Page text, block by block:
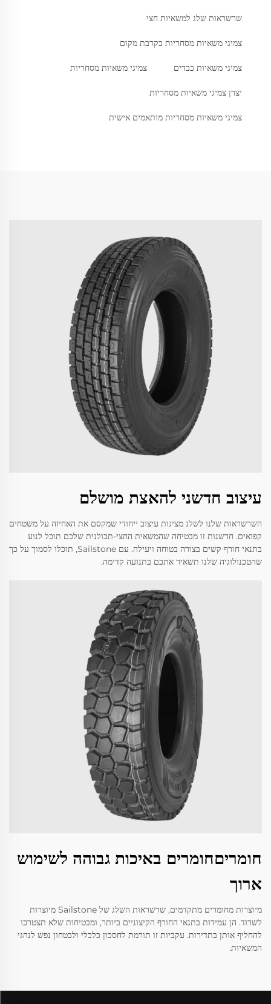
שרשראות שלג למשאיות חצי
צמיגי משאיות מסחריות בקרבת מקום
צמיגי משאיות כבדים צמיגי משאיות מסחריות
יצרן צמיגי משאיות מסחריות
צמיגי משאיות מסחריות מותאמים אישית
עיצוב חדשני להאצת מושלם
השרשראות שלנו לשלג מציגות עיצוב ייחודי שמקסם את האחיזה על משטחים
קפואים. חדשנות זו מבטיחה שהמשאית החצי-תכולנית שלכם תוכל לנוע
בתנאי חורף קשים בצורה בטוחה ויעילה. עם Sailstone, תוכלו לסמוך על כך
שהטכנולוגיה שלנו תשאיר אתכם בתנועה קדימה.
חומריםחומרים באיכות גבוהה לשימוש
ארוך
מיוצרות מחומרים מתקדמים, שרשראות השלג של Sailstone מיוצרות
לשרוד. הן עמידות בתנאי החורף הקיצוניים ביותר, ומבטיחות שלא תצטרכו
להחליף אותן בתדירות. עקביות זו תורמת לחסכון כלכלי ולבטחון נפש לנהגי
המשאיות.